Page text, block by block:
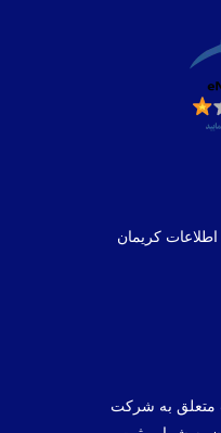
كريمان
متعلق به شرکت